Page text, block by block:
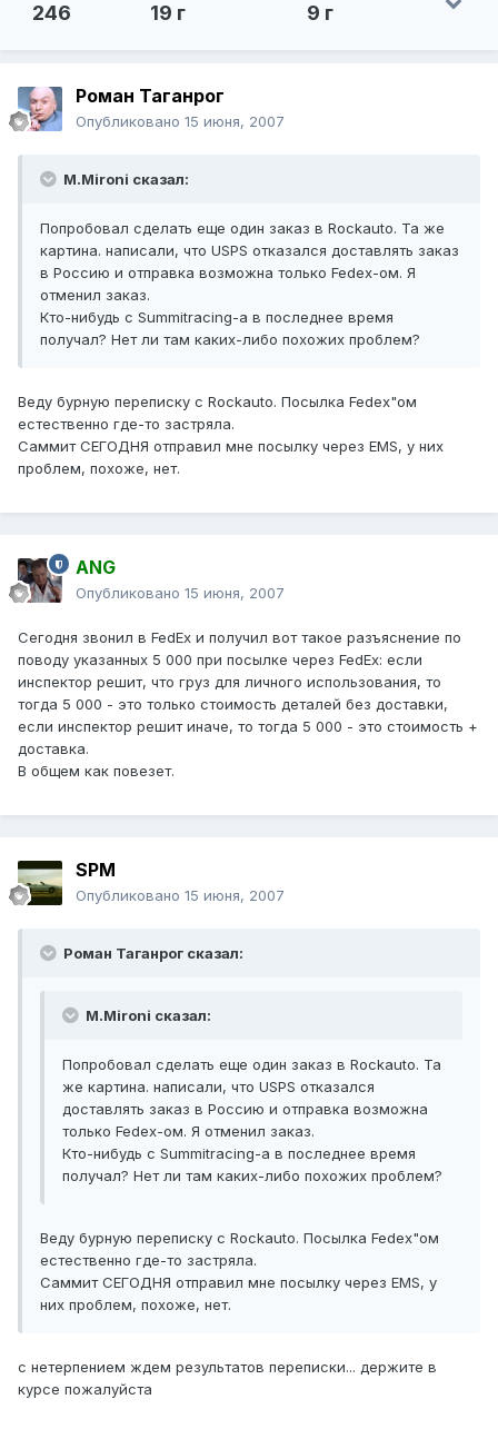
246 19 г 9 г
Pоман Таганрог
Опубликовано 15 июня, 2007
M.Mironi сказал:
Попробовал сделать еще один заказ в Rockauto. Та же
картина. написали, что USPS отказался доставлять заказ
в Россию и отправка возможна только Fedex-ом. Я
отменил заказ.
Кто-нибудь с Summitracing-а в последнее время
получал? Нет ли там каких-либо похожих проблем?
Веду бурную переписку с Rockauto. Посылка Fedex"ом
естественно где-то застряла.
Саммит СЕГОДНЯ отправил мне посылку через EMS, у них
проблем, похоже, нет.
ANG
Опубликовано 15 июня, 2007
Сегодня звонил в FedEx и получил вот такое разъяснение по
поводу указанных 5 000 при посылке через FedEx: если
инспектор решит, что груз для личного использования, то
тогда 5 000 - это только стоимость деталей без доставки,
если инспектор решит иначе, то тогда 5 000 - это стоимость +
доставка.
В общем как повезет.
SPM
Опубликовано 15 июня, 2007
Роман Таганрог сказал:
M.Mironi сказал:
Попробовал сделать еще один заказ в Rockauto. Та
же картина. написали, что USPS отказался
доставлять заказ в Россию и отправка возможна
только Fedex-ом. Я отменил заказ.
Кто-нибудь с Summitracing-а в последнее время
получал? Нет ли там каких-либо похожих проблем?
Веду бурную переписку с Rockauto. Посылка Fedex"ом
естественно где-то застряла.
Саммит СЕГОДНЯ отправил мне посылку через EMS, у
них проблем, похоже, нет.
с нетерпением ждем результатов переписки... держите в
курсе пожалуйста